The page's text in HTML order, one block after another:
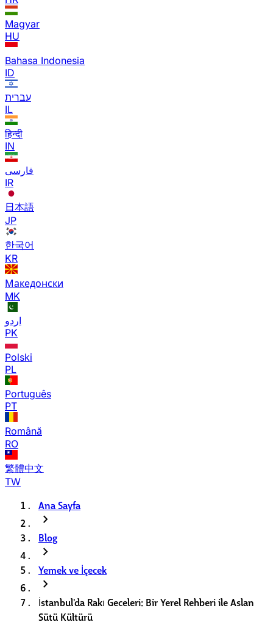
Magyar
HU
Bahasa Indonesia
ID
עברית
IL
हिन्दी
IN
فارسی
IR
日本語
JP
한국어
KR
Македонски
MK
اردو
PK
Polski
PL
Português
PT
Română
RO
繁體中文
TW
Ana Sayfa
chevron_right
Blog
chevron_right
Yemek ve İçecek
chevron_right
İstanbul'da Rakı Geceleri: Bir Yerel Rehberi ile Aslan
Sütü Kültürü